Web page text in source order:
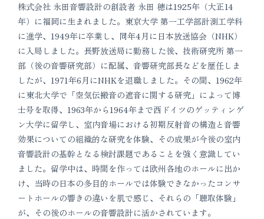
株式会社 永田音響設計の創設者 永田 穂は1925年（大正14
年）に福岡に生まれました。東京大学 第一工学部計測工学科
に進学、1949年に卒業し、同年4月に日本放送協会（NHK）
に入局しました。長野放送局に勤務した後、技術研究所 第一
部（後の音響研究部）に配属、音響研究部長などを歴任しま
したが、1971年6月にNHKを退職しました。その間、1962年
に東北大学で「空気伝搬音の遮音に関する研究」によって博
士号を取得、1963年から1964年まで西ドイツのゲッティンゲ
ン大学に留学し、室内音場における初期反射音の構造と音響
効果についての組織的な研究を体験、その成果が今後の室内
音響設計の基幹となる検討課題であることを強く意識してい
ました。留学中は、時間を作っては欧州各地のホールに出か
け、当時の日本の多目的ホールでは体験できなかったコンサ
ートホールの響きの違いを肌で感じ、それらの「聴取体験」
が、その後のホールの音響設計に活かされています。